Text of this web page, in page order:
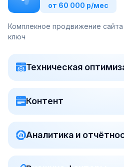
от 60 000 р/мес
Комплекное продвижение
ключ
Техническая
Контент
Аналитика и